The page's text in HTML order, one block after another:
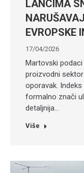
LANCIMA
EVROPSKE
17/04/2026
Martovski
proizvodni
oporavak.
formalno znači
detaljnija…
Više